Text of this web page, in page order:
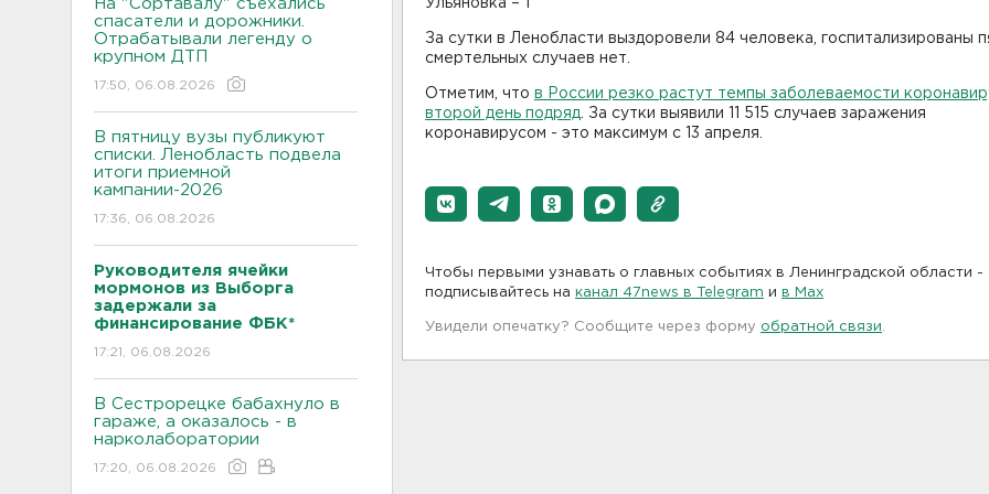
На "Сортавалу" съехались
спасатели и дорожники.
Отрабатывали легенду о
крупном ДТП
17:50, 06.08.2026
В пятницу вузы публикуют
списки. Ленобласть подвела
итоги приемной
кампании-2026
17:36, 06.08.2026
Руководителя ячейки
мормонов из Выборга
задержали за
финансирование ФБК*
17:21, 06.08.2026
В Сестрорецке бабахнуло в
гараже, а оказалось - в
нарколаборатории
17:20, 06.08.2026
Ульяновка – 1
За сутки в Ленобласти выздоровели 84 человека, госпитализированы
смертельных случаев нет.
Отметим, что в России резко растут темпы заболеваемости
второй день подряд . За сутки выявили 11 515 случаев заражения
коронавирусом - это максимум с 13 апреля.
Чтобы первыми узнавать о главных событиях в Ленинградской области -
подписывайтесь на канал 47news в Telegram и в Maх
Увидели опечатку? Сообщите через форму обратной связи